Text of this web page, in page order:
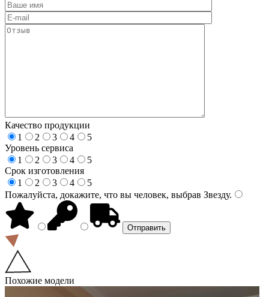
Качество продукции
1
2 3 4
5
Уровень сервиса
1
2 3 4
5
Срок изготовления
1
2 3 4
5
Пожалуйста, докажите, что вы человек, выбрав Звезду.
Похожие модели